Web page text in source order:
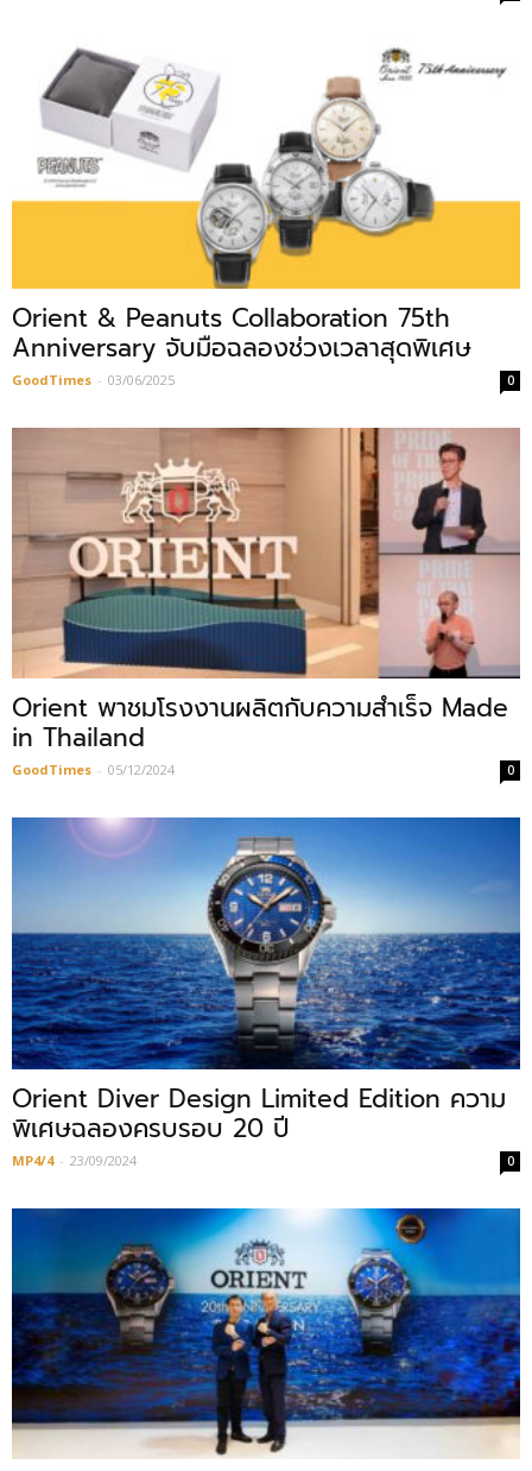
Orient & Peanuts Collaboration 75th
Anniversary จับมือฉลองช่วงเวลาสุดพิเศษ
GoodTimes - 03/06/2025 0
Orient พาชมโรงงานผลิตกับความสำเร็จ Made
in Thailand
GoodTimes - 05/12/2024 0
Orient Diver Design Limited Edition ความ
พิเศษฉลองครบรอบ 20 ปี
MP4/4 - 23/09/2024 0